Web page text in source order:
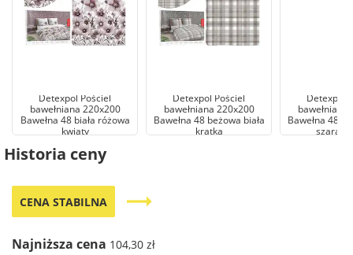
Detexpol Pościel
bawełniana 220x200
Bawełna 48 biała różowa
kwiaty
Detexpol Pościel
bawełniana 220x200
Bawełna 48 beżowa biała
kratka
Detexpol
bawełniana
Bawełna 48
szara
Historia ceny
CENA STABILNA trending_flat
Najniższa cena 104,30 zł